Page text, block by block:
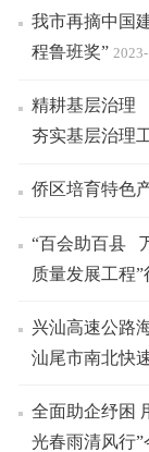
我市再摘中国
程鲁班奖”
精耕基层治理
夯实基层治理
侨区培育特色
“百会助百县
质量发展工程”
兴汕高速公路
汕尾市南北快
全面助企纾困
光春雨清风行”